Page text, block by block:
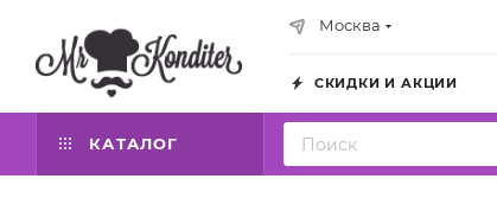
Москва
СКИДКИ И АКЦИИ
КАТАЛОГ